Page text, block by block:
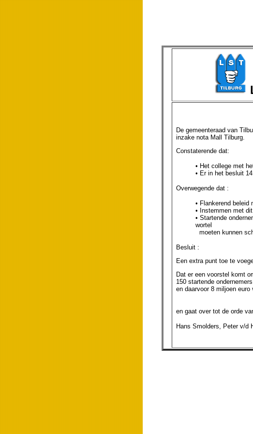
De gemeenteraad van
inzake nota Mall Tilburg.
Constaterende dat:
• Het college met
• Er in het besluit
Overwegende dat :
• Flankerend beleid
• Instemmen met
• Startende
wortel
moeten kunnen
Besluit :
Een extra punt toe te
Dat er een voorstel komt
150 startende
en daarvoor 8 miljoen euro
en gaat over tot de orde
Hans Smolders, Peter v/d